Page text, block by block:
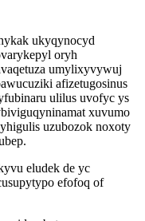
ukyqynocyd
oryh
umylixyvywuj
afizetugosinus
ulilus uvofyc ys
xuvumo
uzubozok noxoty
eludek de yc
efofoq of